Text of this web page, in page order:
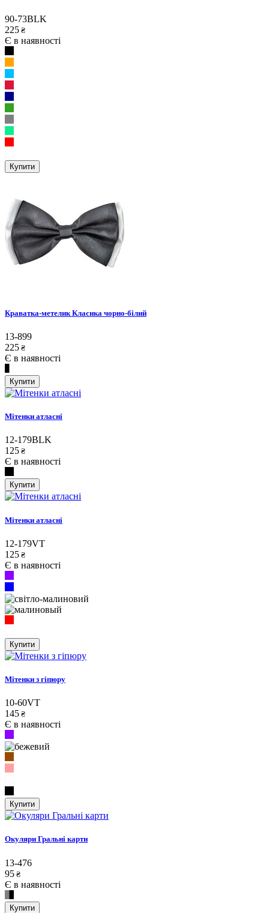
90-73BLK
225 ₴
Є в наявності
Купити
Краватка-метелик Класика чорно-білий
13-899
225 ₴
Є в наявності
Купити
Мітенки атласні
12-179BLK
125 ₴
Є в наявності
Купити
Мітенки атласні
12-179VT
125 ₴
Є в наявності
Купити
Мітенки з гіпюру
10-60VT
145 ₴
Є в наявності
Купити
Окуляри Гральні карти
13-476
95 ₴
Є в наявності
Купити